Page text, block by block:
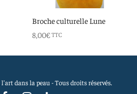
Broche culturelle Lune
8,00€ TTC
dans la peau - Tous droits réservés.